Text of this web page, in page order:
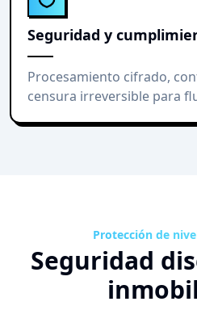
Seguridad y
Procesamiento cifrado,
censura irreversible para
Protección de
Seguridad